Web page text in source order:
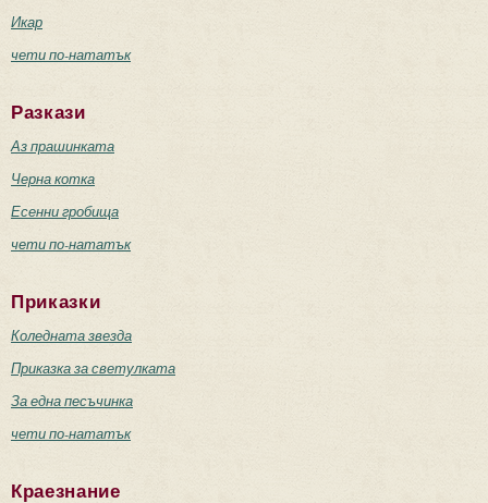
Икар
чети по-нататък
Разкази
Аз прашинката
Черна котка
Есенни гробища
чети по-нататък
Приказки
Коледната звезда
Приказка за светулката
За една песъчинка
чети по-нататък
Краезнание